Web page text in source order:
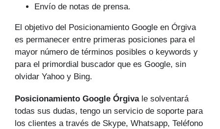
Envío de notas de prensa.
El objetivo del Posicionamiento Google en Órgiva
es permanecer entre primeras posiciones para el
mayor número de tér­minos posibles o keywords y
para el primordial buscador que es Google, sin
olvidar Yahoo y Bing.
Posicionamiento Google Órgivale solventará
todas sus dudas, tengo un servicio de soporte para
los clientes a través de Skype, Whatsapp, Teléfono